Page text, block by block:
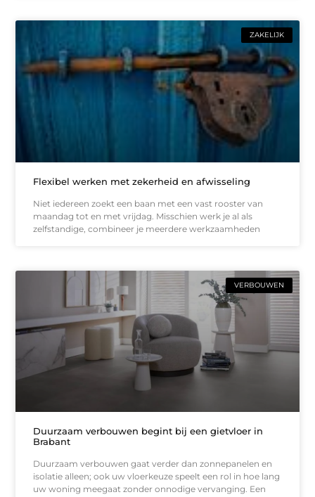
ZAKELIJK
Flexibel werken met zekerheid en afwisseling
Niet iedereen zoekt een baan met een vast rooster van
maandag tot en met vrijdag. Misschien werk je al als
zelfstandige, combineer je meerdere werkzaamheden
VERBOUWEN
Duurzaam verbouwen begint bij een gietvloer in
Brabant
Duurzaam verbouwen gaat verder dan zonnepanelen en
isolatie alleen; ook uw vloerkeuze speelt een rol in hoe lang
uw woning meegaat zonder onnodige vervanging. Een